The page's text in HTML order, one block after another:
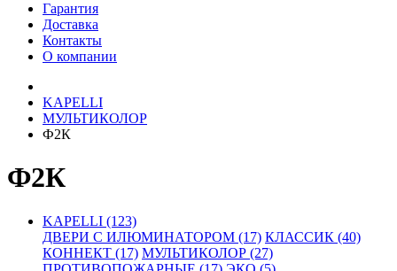
Гарантия
Доставка
Контакты
О компании
KAPELLI
МУЛЬТИКОЛОР
Ф2К
Ф2К
KAPELLI (123)
ДВЕРИ С ИЛЮМИНАТОРОМ (17) КЛАССИК (40)
КОННЕКТ (17) МУЛЬТИКОЛОР (27)